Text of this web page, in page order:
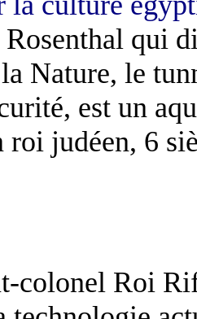
qui
Nature, le
est un
roi judéen, 6
colonel Roi